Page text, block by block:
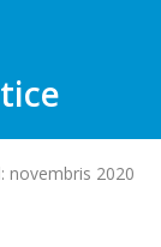
novembris 2020